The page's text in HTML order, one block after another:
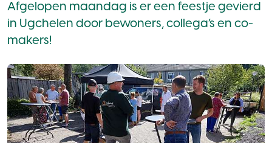
Afgelopen maandag is er een feestje gevierd
in Ugchelen door bewoners, collega’s en co-
makers!